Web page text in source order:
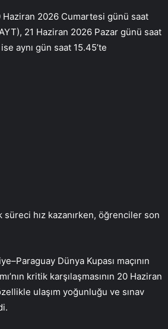
Haziran 2026 Cumartesi günü saat
21 Haziran 2026 Pazar günü saat
aynı gün saat 15.45’te
süreci hız kazanırken, öğrenciler son
Dünya Kupası maçının
kritik karşılaşmasının 20 Haziran
ulaşım yoğunluğu ve sınav